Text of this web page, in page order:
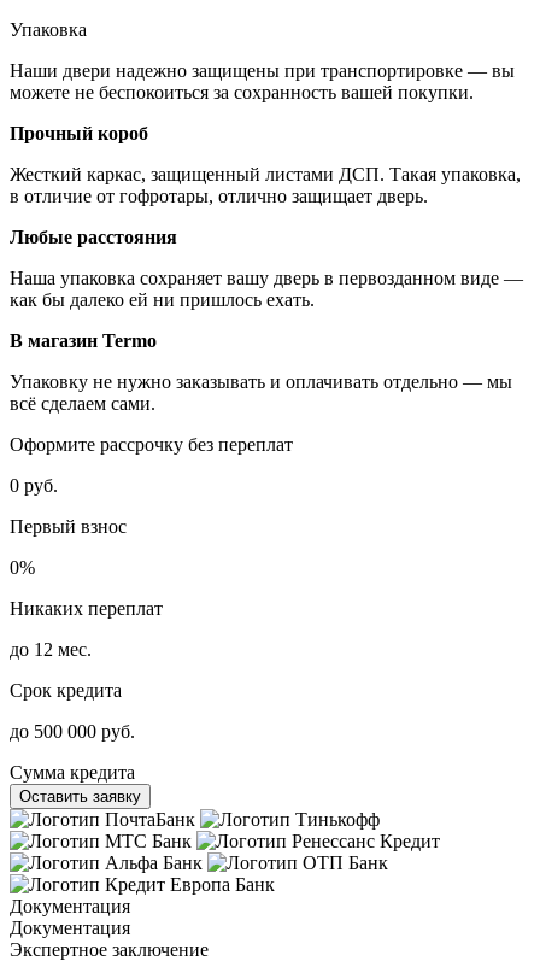
Упаковка
Наши двери надежно защищены при транспортировке — вы
можете не беспокоиться за сохранность вашей покупки.
Прочный короб
Жесткий каркас, защищенный листами ДСП. Такая упаковка,
в отличие от гофротары, отлично защищает дверь.
Любые расстояния
Наша упаковка сохраняет вашу дверь в первозданном виде —
как бы далеко ей ни пришлось ехать.
В магазин Termo
Упаковку не нужно заказывать и оплачивать отдельно — мы
всё сделаем сами.
Оформите рассрочку без переплат
0 руб.
Первый взнос
0%
Никаких переплат
до 12 мес.
Срок кредита
до 500 000 руб.
Сумма кредита
Оставить заявку
Документация
Документация
Экспертное заключение